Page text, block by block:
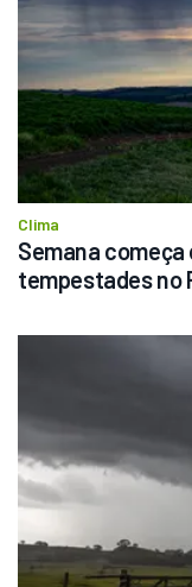
Clima
Semana
tempestades no